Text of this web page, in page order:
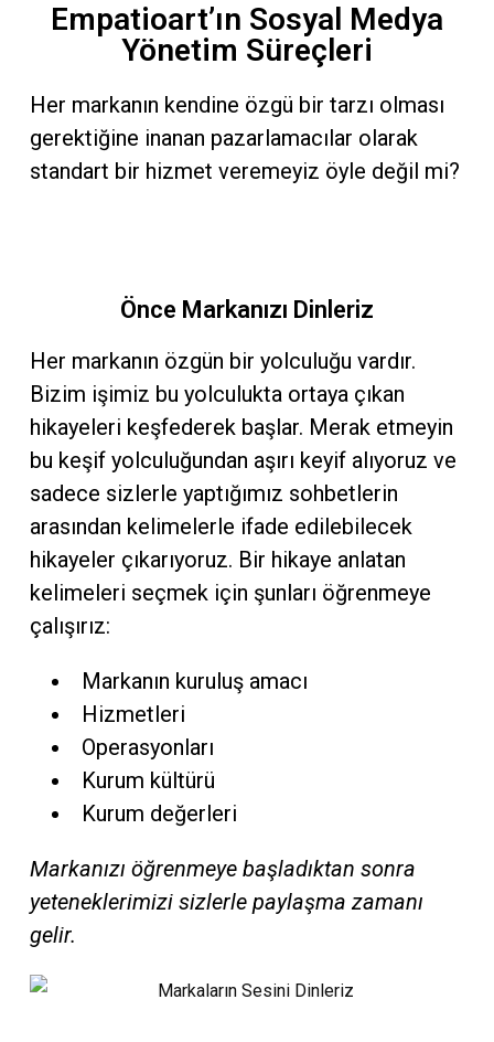
Empatioart’ın Sosyal Medya
Yönetim Süreçleri
Her markanın kendine özgü bir tarzı olması
gerektiğine inanan pazarlamacılar olarak
standart bir hizmet veremeyiz öyle değil mi?
Önce Markanızı Dinleriz
Her markanın özgün bir yolculuğu vardır.
Bizim işimiz bu yolculukta ortaya çıkan
hikayeleri keşfederek başlar. Merak etmeyin
bu keşif yolculuğundan aşırı keyif alıyoruz ve
sadece sizlerle yaptığımız sohbetlerin
arasından kelimelerle ifade edilebilecek
hikayeler çıkarıyoruz. Bir hikaye anlatan
kelimeleri seçmek için şunları öğrenmeye
çalışırız:
Markanın kuruluş amacı
Hizmetleri
Operasyonları
Kurum kültürü
Kurum değerleri
Markanızı öğrenmeye başladıktan sonra
yeteneklerimizi sizlerle paylaşma zamanı
gelir.